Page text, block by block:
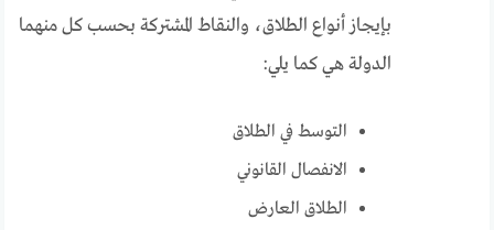
بإيجاز أنواع الطلاق، والنقاط المشتركة بحسب كل منهما
الدولة هي كما يلي:
التوسط في الطلاق
الانفصال القانوني
الطلاق العارض